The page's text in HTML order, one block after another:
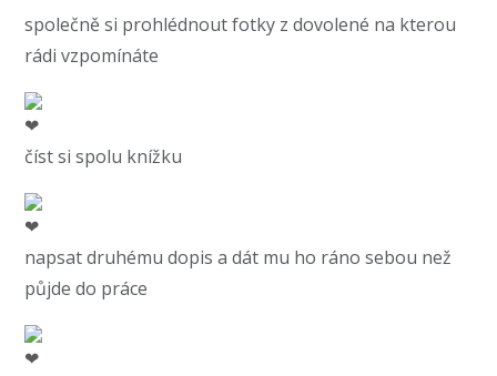
společně si prohlédnout fotky z dovolené na kterou
rádi vzpomínáte
číst si spolu knížku
napsat druhému dopis a dát mu ho ráno sebou než
půjde do práce